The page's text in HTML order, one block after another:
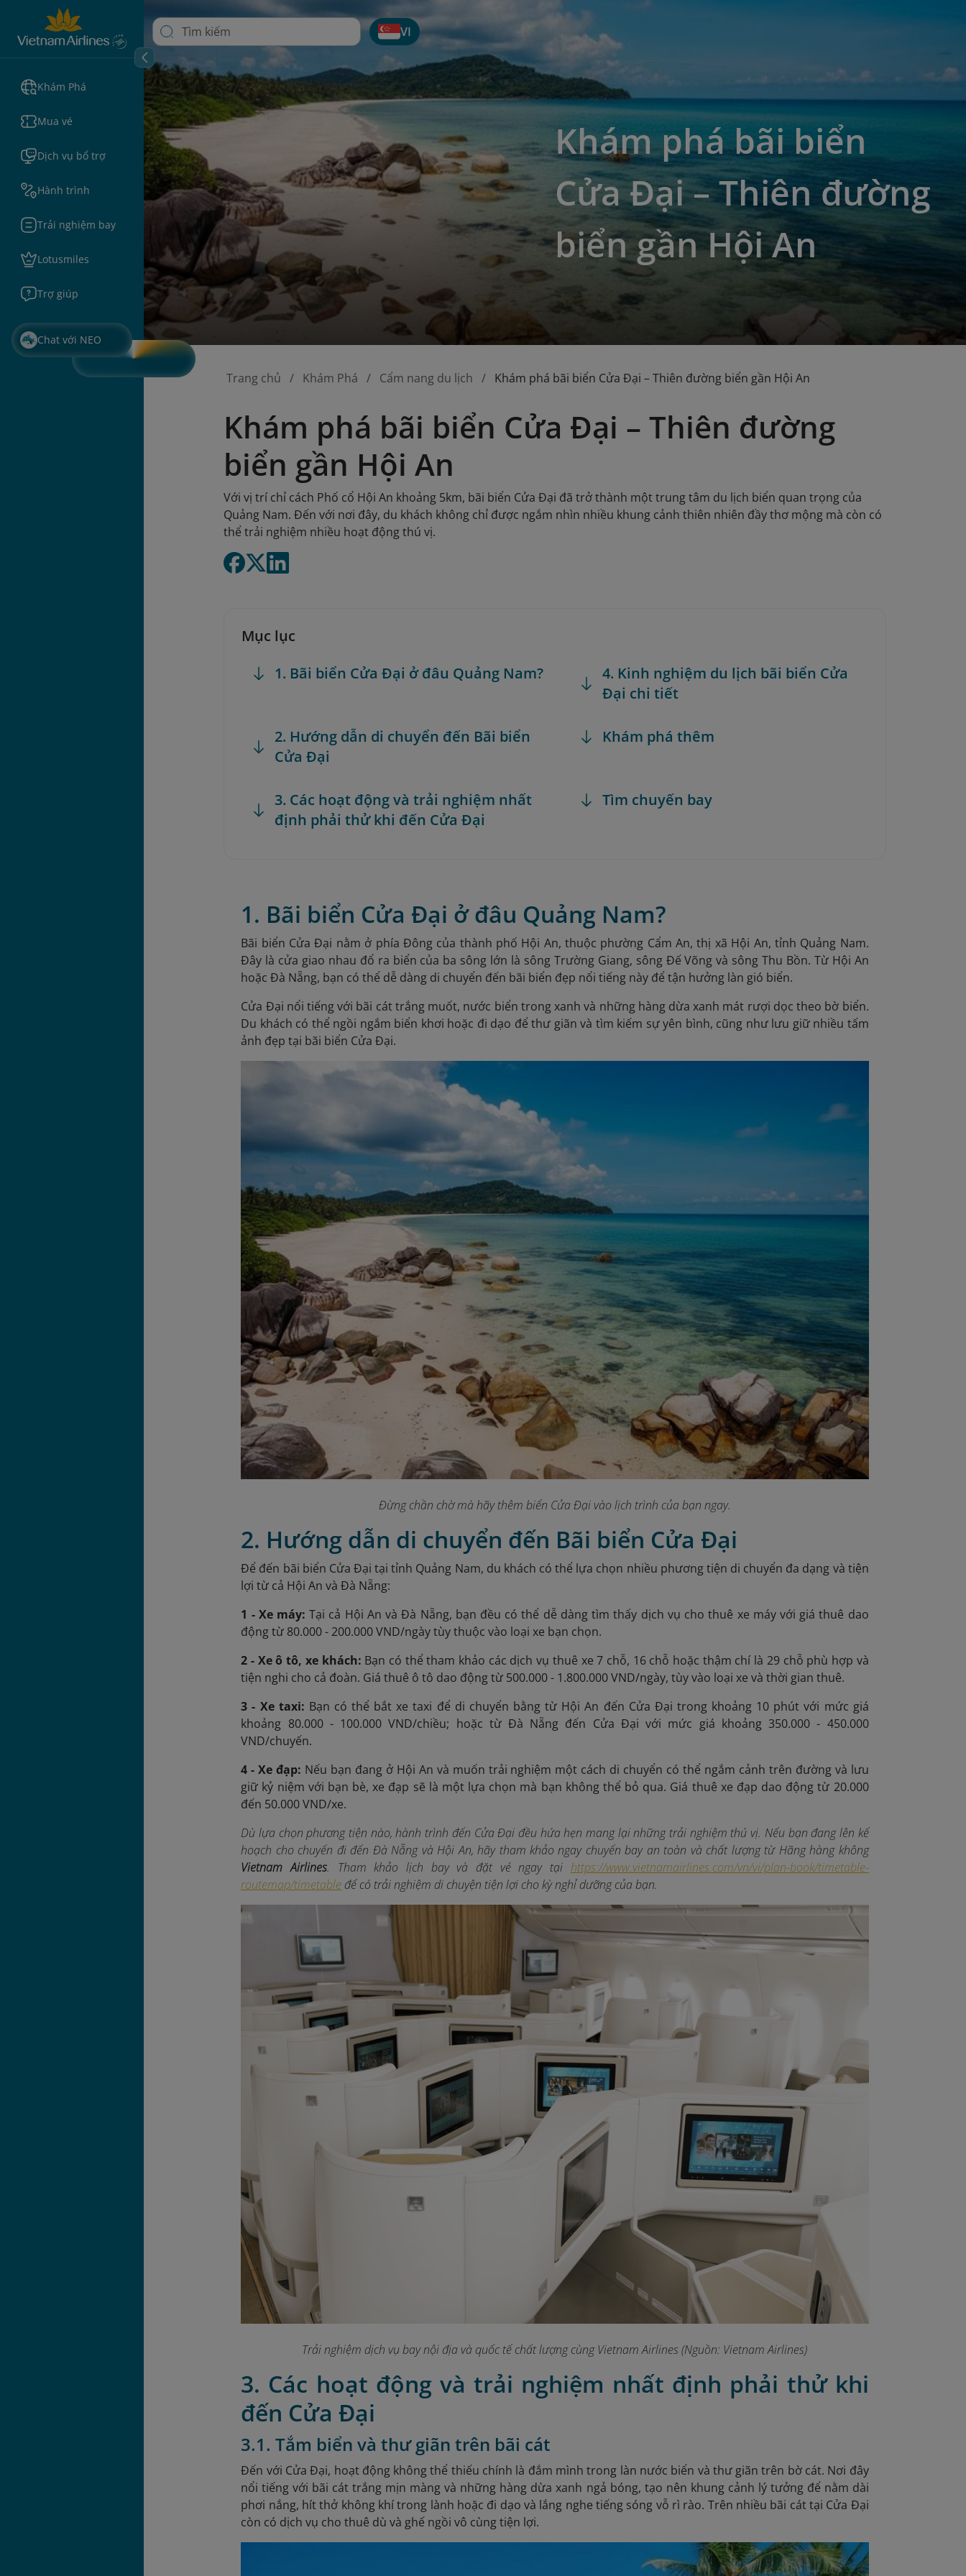
Khám Phá
Mua vé
Dịch vụ bổ trợ
Hành trình
Trải nghiệm bay
Lotusmiles
Trợ giúp
Chat với NEO
VI
Khám phá bãi biển
Cửa Đại – Thiên đường
biển gần Hội An
Trang chủ Khám Phá Cẩm nang du lịch Khám phá bãi biển Cửa Đại – Thiên đường biển gần Hội An
Khám phá bãi biển Cửa Đại – Thiên đường
biển gần Hội An
Với vị trí chỉ cách Phố cổ Hội An khoảng 5km, bãi biển Cửa Đại đã trở thành một trung tâm du lịch biển quan trọng của
Quảng Nam. Đến với nơi đây, du khách không chỉ được ngắm nhìn nhiều khung cảnh thiên nhiên đầy thơ mộng mà còn có
thể trải nghiệm nhiều hoạt động thú vị.
Mục lục
1. Bãi biển Cửa Đại ở đâu Quảng Nam?
2. Hướng dẫn di chuyển đến Bãi biển
Cửa Đại
3. Các hoạt động và trải nghiệm nhất
định phải thử khi đến Cửa Đại
4. Kinh nghiệm du lịch bãi biển Cửa
Đại chi tiết
Khám phá thêm
Tìm chuyến bay
1. Bãi biển Cửa Đại ở đâu Quảng Nam?
Bãi biển Cửa Đại nằm ở phía Đông của thành phố Hội An, thuộc phường Cẩm An, thị xã Hội An, tỉnh Quảng Nam.
Đây là cửa giao nhau đổ ra biển của ba sông lớn là sông Trường Giang, sông Đế Võng và sông Thu Bồn. Từ Hội An
hoặc Đà Nẵng, bạn có thể dễ dàng di chuyển đến bãi biển đẹp nổi tiếng này để tận hưởng làn gió biển.
Cửa Đại nổi tiếng với bãi cát trắng muốt, nước biển trong xanh và những hàng dừa xanh mát rượi dọc theo bờ biển.
Du khách có thể ngồi ngắm biển khơi hoặc đi dạo để thư giãn và tìm kiếm sự yên bình, cũng như lưu giữ nhiều tấm
ảnh đẹp tại bãi biển Cửa Đại.
Đừng chần chờ mà hãy thêm biển Cửa Đại vào lịch trình của bạn ngay.
2. Hướng dẫn di chuyển đến Bãi biển Cửa Đại
Để đến bãi biển Cửa Đại tại tỉnh Quảng Nam, du khách có thể lựa chọn nhiều phương tiện di chuyển đa dạng và tiện
lợi từ cả Hội An và Đà Nẵng:
1 - Xe máy:Tại cả Hội An và Đà Nẵng, bạn đều có thể dễ dàng tìm thấy dịch vụ cho thuê xe máy với giá thuê dao
động từ 80.000 - 200.000 VND/ngày tùy thuộc vào loại xe bạn chọn.
2 - Xe ô tô, xe khách: Bạn có thể tham khảo các dịch vụ thuê xe 7 chỗ, 16 chỗ hoặc thậm chí là 29 chỗ phù hợp và
tiện nghi cho cả đoàn. Giá thuê ô tô dao động từ 500.000 - 1.800.000 VND/ngày, tùy vào loại xe và thời gian thuê.
3 - Xe taxi: Bạn có thể bắt xe taxi để di chuyển bằng từ Hội An đến Cửa Đại trong khoảng 10 phút với mức giá
khoảng 80.000 - 100.000 VND/chiều; hoặc từ Đà Nẵng đến Cửa Đại với mức giá khoảng 350.000 - 450.000
VND/chuyến.
4 - Xe đạp: Nếu bạn đang ở Hội An và muốn trải nghiệm một cách di chuyển có thể ngắm cảnh trên đường và lưu
giữ kỷ niệm với bạn bè, xe đạp sẽ là một lựa chọn mà bạn không thể bỏ qua. Giá thuê xe đạp dao động từ 20.000
đến 50.000 VND/xe.
Dù lựa chọn phương tiện nào, hành trình đến Cửa Đại đều hứa hẹn mang lại những trải nghiệm thú vị. Nếu bạn đang lên kế
hoạch cho chuyến đi đến Đà Nẵng và Hội An, hãy tham khảo ngay chuyến bay an toàn và chất lượng từ Hãng hàng không
Vietnam Airlines. Tham khảo lịch bay và đặt vé ngay tại https://www.vietnamairlines.com/vn/vi/plan-book/timetable-
routemap/timetable để có trải nghiệm di chuyện tiện lợi cho kỳ nghỉ dưỡng của bạn.
Trải nghiệm dịch vụ bay nội địa và quốc tế chất lượng cùng Vietnam Airlines (Nguồn: Vietnam Airlines)
3. Các hoạt động và trải nghiệm nhất định phải thử khi
đến Cửa Đại
3.1. Tắm biển và thư giãn trên bãi cát
Đến với Cửa Đại, hoạt động không thể thiếu chính là đắm mình trong làn nước biển và thư giãn trên bờ cát. Nơi đây
nổi tiếng với bãi cát trắng mịn màng và những hàng dừa xanh ngả bóng, tạo nên khung cảnh lý tưởng để nằm dài
phơi nắng, hít thở không khí trong lành hoặc đi dạo và lắng nghe tiếng sóng vỗ rì rào. Trên nhiều bãi cát tại Cửa Đại
còn có dịch vụ cho thuê dù và ghế ngồi vô cùng tiện lợi.